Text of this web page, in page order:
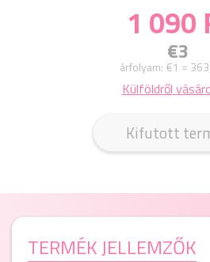
1 090
€3
árfolyam: €1 =
Külföldről
Kifutott
TERMÉK JELLEMZŐK